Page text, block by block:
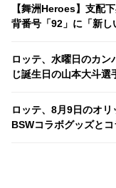
【舞洲Heroes】支配
背番号「92」に「新し
ロッテ、水曜日のカン
じ誕生日の山本大斗選
ロッテ、8月9日のオ
BSWコラボグッズと